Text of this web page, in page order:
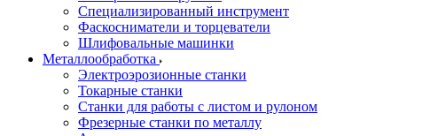
Специализированный инструмент
Фаскосниматели и торцеватели
Шлифовальные машинки
Металлообработка
Электроэрозионные станки
Токарные станки
Станки для работы с листом и рулоном
Фрезерные станки по металлу